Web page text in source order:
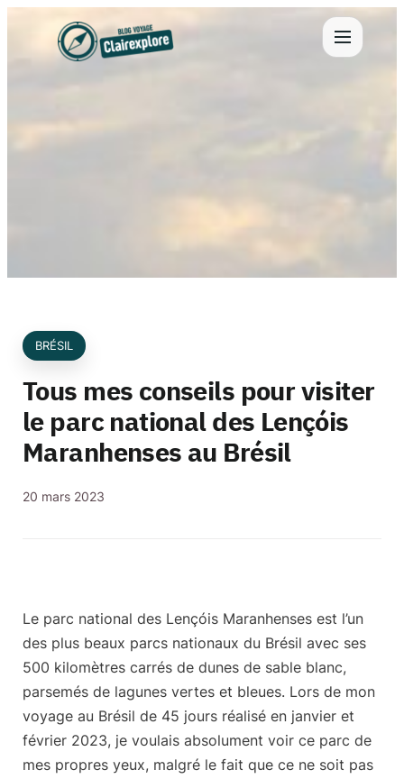
BRÉSIL
Tous mes conseils pour visiter
le parc national des Lençóis
Maranhenses au Brésil
20 mars 2023
Le parc national des Lençóis Maranhenses est l’un
des plus beaux parcs nationaux du Brésil avec ses
500 kilomètres carrés de dunes de sable blanc,
parsemés de lagunes vertes et bleues. Lors de mon
voyage au Brésil de 45 jours réalisé en janvier et
février 2023, je voulais absolument voir ce parc de
mes propres yeux, malgré le fait que ce ne soit pas